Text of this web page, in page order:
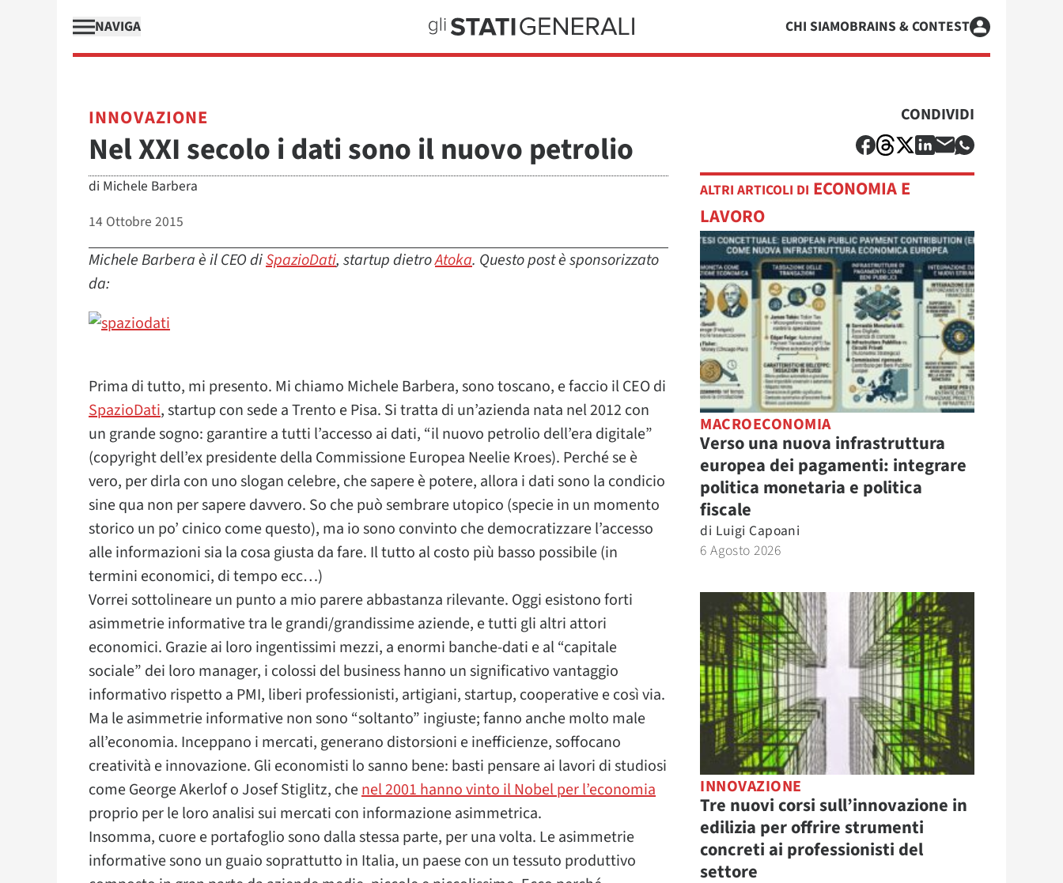
NAVIGA CHI SIAMOBRAINS & CONTEST
INNOVAZIONE
Nel XXI secolo i dati sono il nuovo petrolio
di Michele Barbera
14 Ottobre 2015
Michele Barbera è il CEO diSpazioDati, startup dietroAtoka. Questo post è sponsorizzato
da:
Prima di tutto, mi presento. Mi chiamo Michele Barbera, sono toscano, e faccio il CEO di
SpazioDati, startup con sede a Trento e Pisa. Si tratta di un’azienda nata nel 2012 con
un grande sogno: garantire a tutti l’accesso ai dati, “il nuovo petrolio dell’era digitale”
(copyright dell’ex presidente della Commissione Europea Neelie Kroes). Perché se è
vero, per dirla con uno slogan celebre, che sapere è potere, allora i dati sono la condicio
sine qua non per sapere davvero. So che può sembrare utopico (specie in un momento
storico un po’ cinico come questo), ma io sono convinto che democratizzare l’accesso
alle informazioni sia la cosa giusta da fare. Il tutto al costo più basso possibile (in
termini economici, di tempo ecc…)
Vorrei sottolineare un punto a mio parere abbastanza rilevante. Oggi esistono forti
asimmetrie informative tra le grandi/grandissime aziende, e tutti gli altri attori
economici. Grazie ai loro ingentissimi mezzi, a enormi banche-dati e al “capitale
sociale” dei loro manager, i colossi del business hanno un significativo vantaggio
informativo rispetto a PMI, liberi professionisti, artigiani, startup, cooperative e così via.
Ma le asimmetrie informative non sono “soltanto” ingiuste; fanno anche molto male
all’economia. Inceppano i mercati, generano distorsioni e inefficienze, soffocano
creatività e innovazione. Gli economisti lo sanno bene: basti pensare ai lavori di studiosi
come George Akerlof o Josef Stiglitz, chenel 2001 hanno vinto il Nobel per l’economia
proprio per le loro analisi sui mercati con informazione asimmetrica.
Insomma, cuore e portafoglio sono dalla stessa parte, per una volta. Le asimmetrie
informative sono un guaio soprattutto in Italia, un paese con un tessuto produttivo
CONDIVIDI
ALTRI ARTICOLI DI ECONOMIA E
LAVORO
MACROECONOMIA
Verso una nuova infrastruttura
europea dei pagamenti: integrare
politica monetaria e politica
fiscale
di Luigi Capoani
6 Agosto 2026
INNOVAZIONE
Tre nuovi corsi sull’innovazione in
edilizia per offrire strumenti
concreti ai professionisti del
settore